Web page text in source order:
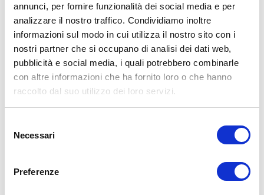
annunci, per fornire funzionalità dei social media e per
analizzare il nostro traffico. Condividiamo inoltre
informazioni sul modo in cui utilizza il nostro sito con i
nostri partner che si occupano di analisi dei dati web,
pubblicità e social media, i quali potrebbero combinarle
con altre informazioni che ha fornito loro o che hanno
raccolto dal suo utilizzo dei loro servizi.
delNecessari
Preferenze
Formato cartaceo con versione video di
tutte le schede + numerosi BONUS.
Accesso in prevendita (schede cartacee
consegnate entro il 10 maggio), con
PERCORSO INTRODUTTIVO e BONUS
l’acquisto